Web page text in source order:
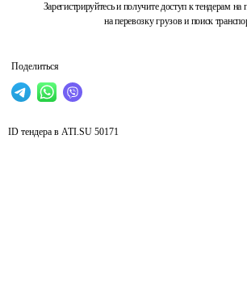
Зарегистрируйтесь и получите доступ к тендерам на
на перевозку грузов и поиск
Поделиться
ID тендера в ATI.SU 50171